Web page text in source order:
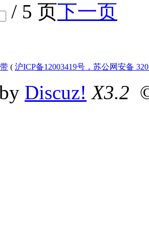
/ 5 页下一页
( 沪ICP备12003419号，苏公网安备
Discuz! X3.2